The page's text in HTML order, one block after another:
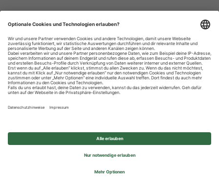
Datenschutzhinweise
Impressum
Privatsphäre-Einstellungen
© 2026 REWE Group - All rights reserved